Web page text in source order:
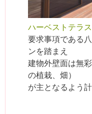
ハーベストテラ
要求事項である
ンを踏まえ
建物外壁面は無
の植栽、畑）
が主となるよう計